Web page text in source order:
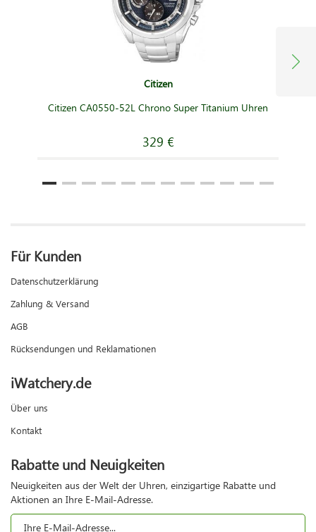
Citizen
Citizen CA0550-52L Chrono Super Titanium Uhren
329 €
Für Kunden
Datenschutzerklärung
Zahlung & Versand
AGB
Rücksendungen und Reklamationen
iWatchery.de
Über uns
Kontakt
Rabatte und Neuigkeiten
Neuigkeiten aus der Welt der Uhren, einzigartige Rabatte und
Aktionen an Ihre E-Mail-Adresse.